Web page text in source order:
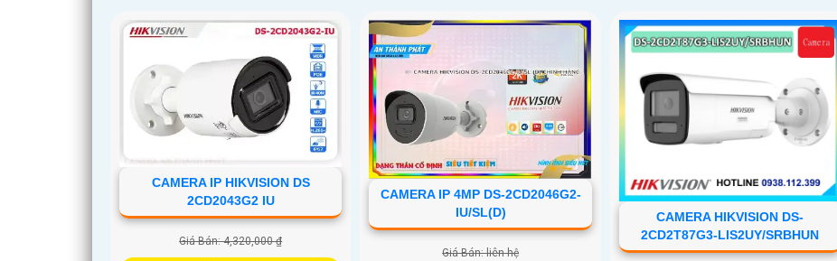
CAMERA IP HIKVISION DS
2CD2043G2 IU
Giá Bán: 4,320,000 ₫
CAMERA IP 4MP DS-2CD2046G2-
IU/SL(D)
Giá Bán: liên hệ
CAMERA HIKVISION DS-
2CD2T87G3-LIS2UY/SRBHUN